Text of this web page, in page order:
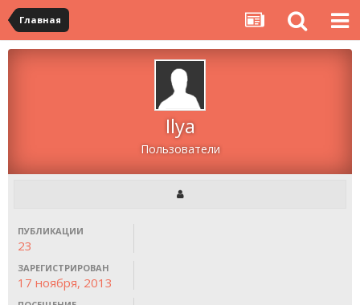
Главная
Ilya
Пользователи
ПУБЛИКАЦИИ
23
ЗАРЕГИСТРИРОВАН
17 ноября, 2013